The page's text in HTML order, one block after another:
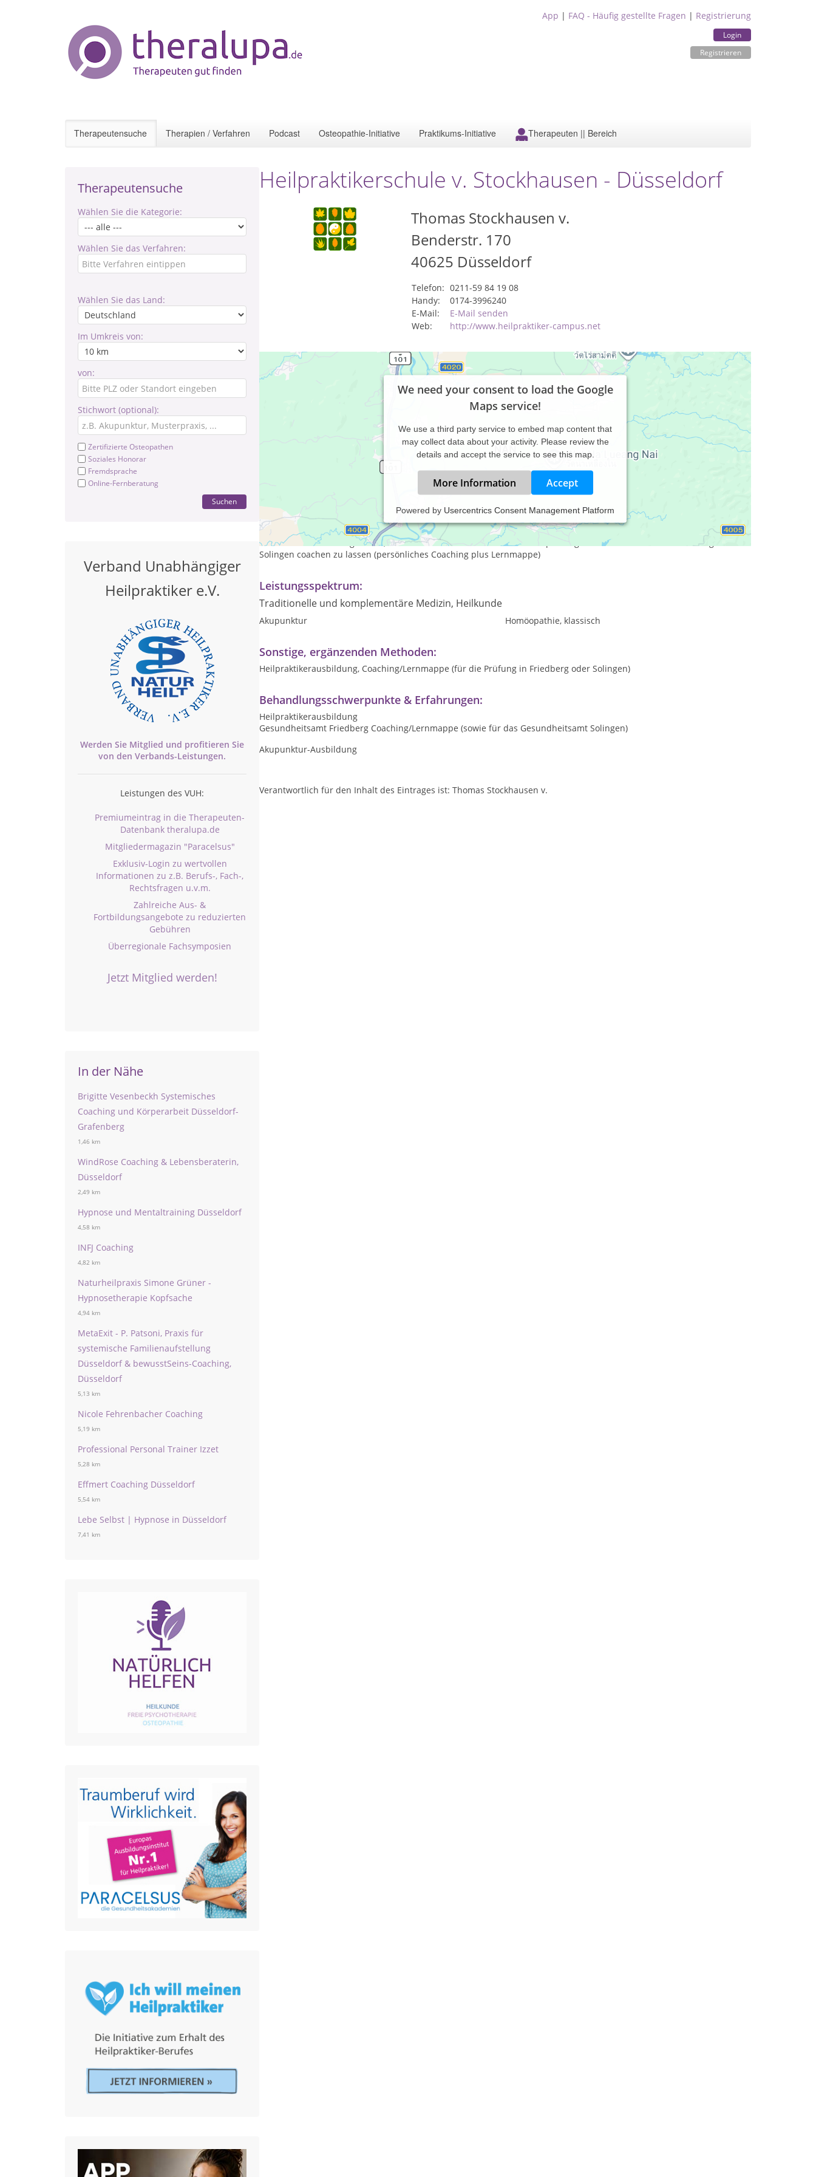
App | FAQ - Häufig gestellte Fragen | Registrierung
Login
Registrieren
Therapeutensuche Therapien / Verfahren Podcast Osteopathie-Initiative Praktikums-Initiative Therapeuten || Bereich
Therapeutensuche
Wählen Sie die Kategorie:
Wählen Sie das Verfahren:
Wählen Sie das Land:
Im Umkreis von:
von:
Stichwort (optional):
Zertifizierte Osteopathen
Soziales Honorar
Fremdsprache
Online-Fernberatung
Suchen
Verband Unabhängiger
Heilpraktiker e.V.
Werden Sie Mitglied und profitieren Sie
von den Verbands-Leistungen.
Leistungen des VUH:
Premiumeintrag in die Therapeuten-
Datenbank theralupa.de
Mitgliedermagazin "Paracelsus"
Exklusiv-Login zu wertvollen
Informationen zu z.B. Berufs-, Fach-,
Rechtsfragen u.v.m.
Zahlreiche Aus- &
Fortbildungsangebote zu reduzierten
Gebühren
Überregionale Fachsymposien
Jetzt Mitglied werden!
In der Nähe
Brigitte Vesenbeckh Systemisches
Coaching und Körperarbeit Düsseldorf-
Grafenberg
1,46 km
WindRose Coaching & Lebensberaterin,
Düsseldorf
2,49 km
Hypnose und Mentaltraining Düsseldorf
4,58 km
INFJ Coaching
4,82 km
Naturheilpraxis Simone Grüner -
Hypnosetherapie Kopfsache
4,94 km
MetaExit - P. Patsoni, Praxis für
systemische Familienaufstellung
Düsseldorf & bewusstSeins-Coaching,
Düsseldorf
5,13 km
Nicole Fehrenbacher Coaching
5,19 km
Professional Personal Trainer Izzet
5,28 km
Effmert Coaching Düsseldorf
5,54 km
Lebe Selbst | Hypnose in Düsseldorf
7,41 km
Heilpraktikerschule v. Stockhausen - Düsseldorf
Thomas Stockhausen v.
Benderstr. 170
40625 Düsseldorf
Telefon: 0211-59 84 19 08
Handy:
0174-3996240
E-Mail:
E-Mail senden
Web:
http://www.heilpraktiker-campus.net
We need your consent to load the Google
Maps service!
We use a third party service to embed map content that
may collect data about your activity. Please review the
details and accept the service to see this map.
More Information Accept
Powered by Usercentrics Consent Management Platform
Heilpraktiker Ausbildung in sehr kleinen Gruppen (Einzelunterricht bis 3ér Gruppen). Dauer 4 Monate bis zu einem Jahr
(je nach Vorbildung).
Ferner besteht die Möglichkeit, sich bei mir für die amtsärztliche Überprüfung beim Gesundheitsamt Friedberg oder
Solingen coachen zu lassen (persönliches Coaching plus Lernmappe)
Leistungsspektrum:
Traditionelle und komplementäre Medizin, Heilkunde
Akupunktur Homöopathie, klassisch
Sonstige, ergänzenden Methoden:
Heilpraktikerausbildung, Coaching/Lernmappe (für die Prüfung in Friedberg oder Solingen)
Behandlungsschwerpunkte & Erfahrungen:
Heilpraktikerausbildung
Gesundheitsamt Friedberg Coaching/Lernmappe (sowie für das Gesundheitsamt Solingen)
Akupunktur-Ausbildung
Verantwortlich für den Inhalt des Eintrages ist: Thomas Stockhausen v.